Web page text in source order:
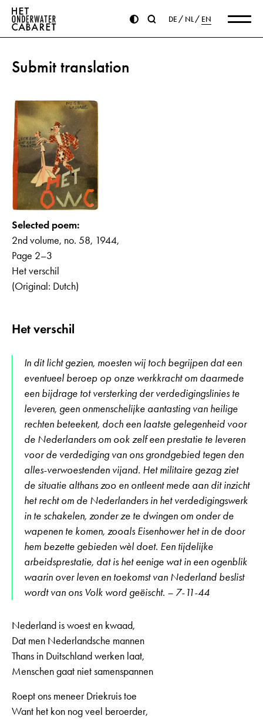
DE NL EN
Submit translation
Selected poem:
2nd volume, no. 58, 1944,
Page 2–3
Het verschil
(Original: Dutch)
Het verschil
In dit licht gezien, moesten wij toch begrijpen dat een
eventueel beroep op onze werkkracht om daarmede
een bijdrage tot versterking der verdedigingslinies te
leveren, geen onmenschelijke aantasting van heilige
rechten beteekent, doch een laatste gelegenheid voor
de Nederlanders om ook zelf een prestatie te leveren
voor de verdediging van ons grondgebied tegen den
alles-verwoestenden vijand. Het militaire gezag ziet
de situatie althans zoo en ontleent mede aan dit inzicht
het recht om de Nederlanders in het verdedigingswerk
in te schakelen, zonder ze te dwingen om onder de
wapenen te komen, zooals Eisenhower het in de door
hem bezette gebieden wèl doet. Een tijdelijke
arbeidsprestatie, dat is het eenige wat in een ogenblik
waarin over leven en toekomst van Nederland beslist
wordt van ons Volk word geëischt. – 7-11-44
Nederland is woest en kwaad,
Dat men Nederlandsche mannen
Thans in Duitschland werken laat,
Menschen gaat niet samenspannen
Roept ons meneer Driekruis toe
Want het kon nog veel beroerder,